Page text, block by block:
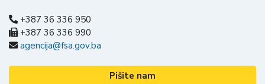
+387 36 336 950
+387 36 336 990
agencija@fsa.gov.ba
Pišite nam